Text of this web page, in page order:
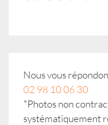
Nous vous
02 98 10 06 30
*Photos non
systématiquement